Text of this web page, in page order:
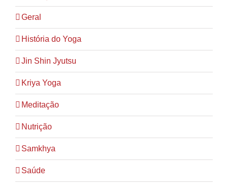
Geral
História do Yoga
Jin Shin Jyutsu
Kriya Yoga
Meditação
Nutrição
Samkhya
Saúde